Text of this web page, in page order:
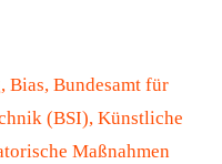
,Bias,Bundesamt für
(BSI), Künstliche
Maßnahmen